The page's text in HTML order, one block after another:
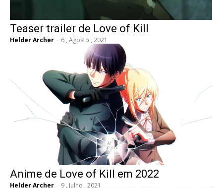
Teaser trailer de Love of Kill
Helder Archer - 6 , Agosto , 2021
Anime de Love of Kill em 2022
Helder Archer - 9 , Julho , 2021